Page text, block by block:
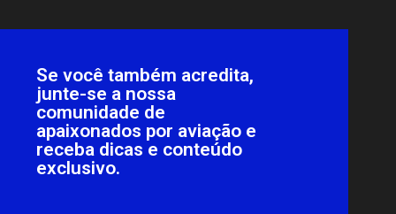
Se você também acredita,
junte-se a nossa
comunidade de
apaixonados por aviação e
receba dicas e conteúdo
exclusivo.